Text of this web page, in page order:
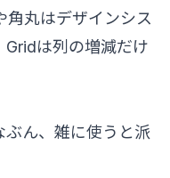
角丸はデザインシス
Gridは列の増減だけ
ぶん、雑に使うと派